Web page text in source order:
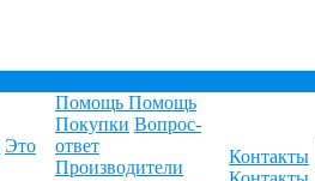
Это
Помощь Помощь
Покупки Вопрос-
ответ
Производители
Контакты